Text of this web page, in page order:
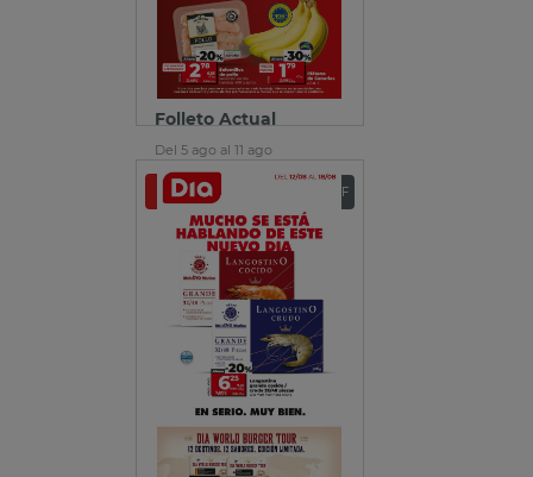
Folleto Actual
Del 5 ago al 11 ago
Ver folleto Descargar PDF